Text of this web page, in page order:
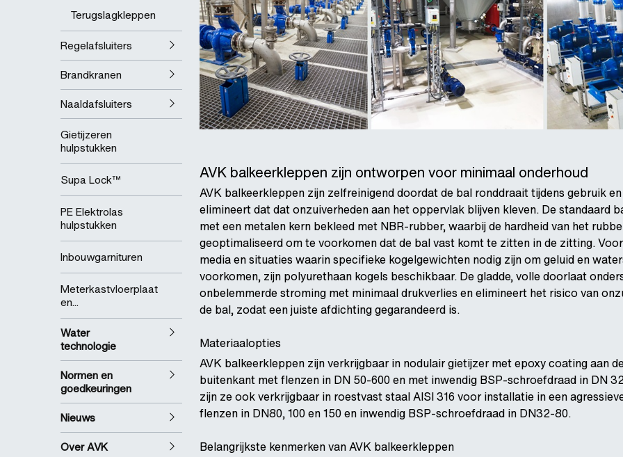
Terugslagkleppen
Regelafsluiters
Brandkranen
Naaldafsluiters
Gietijzeren
hulpstukken
Supa Lock™
PE Elektrolas
hulpstukken
Inbouwgarnituren
Meterkastvloerplaat
en...
Water
technologie
Normen en
goedkeuringen
Nieuws
Over AVK
AVK balkeerkleppen zijn ontworpen voor minimaal onderhoud
AVK balkeerkleppen zijn zelfreinigend doordat de bal ronddraait tijdens gebruik
elimineert dat dat onzuiverheden aan het oppervlak blijven kleven. De standaard
met een metalen kern bekleed met NBR-rubber, waarbij de hardheid van het
geoptimaliseerd om te voorkomen dat de bal vast komt te zitten in de zitting.
media en situaties waarin specifieke kogelgewichten nodig zijn om geluid en
voorkomen, zijn polyurethaan kogels beschikbaar. De gladde, volle doorlaat
onbelemmerde stroming met minimaal drukverlies en elimineert het risico van
de bal, zodat een juiste afdichting gegarandeerd is.
Materiaalopties
AVK balkeerkleppen zijn verkrijgbaar in nodulair gietijzer met epoxy coating aan
buitenkant met flenzen in DN 50-600 en met inwendig BSP-schroefdraad in DN
zijn ze ook verkrijgbaar in roestvast staal AISI 316 voor installatie in een
flenzen in DN80, 100 en 150 en inwendig BSP-schroefdraad in DN32-80.
Belangrijkste kenmerken van AVK balkeerkleppen